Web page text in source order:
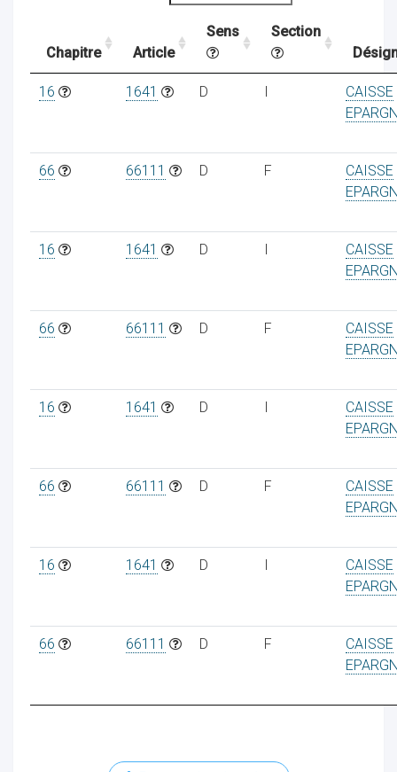
Chapitre Article
Sens
Section
16 1641 D I
CAISSE
66 66111 D F
CAISSE
16 1641 D I
CAISSE
66 66111 D F
CAISSE
16 1641 D I
CAISSE
66 66111 D F
CAISSE
16 1641 D I
CAISSE
66 66111 D F
CAISSE